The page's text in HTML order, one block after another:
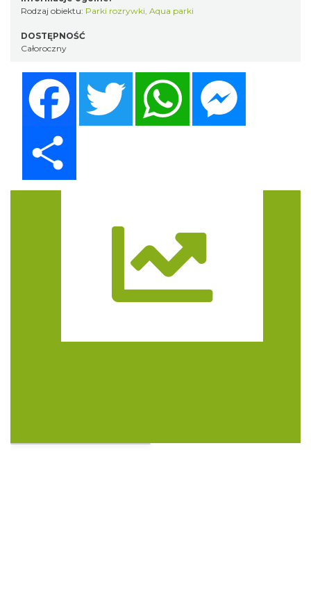
Rodzaj obiektu: Parki rozrywki, Aqua parki
DOSTĘPNOŚĆ
Całoroczny
Twitter WhatsApp